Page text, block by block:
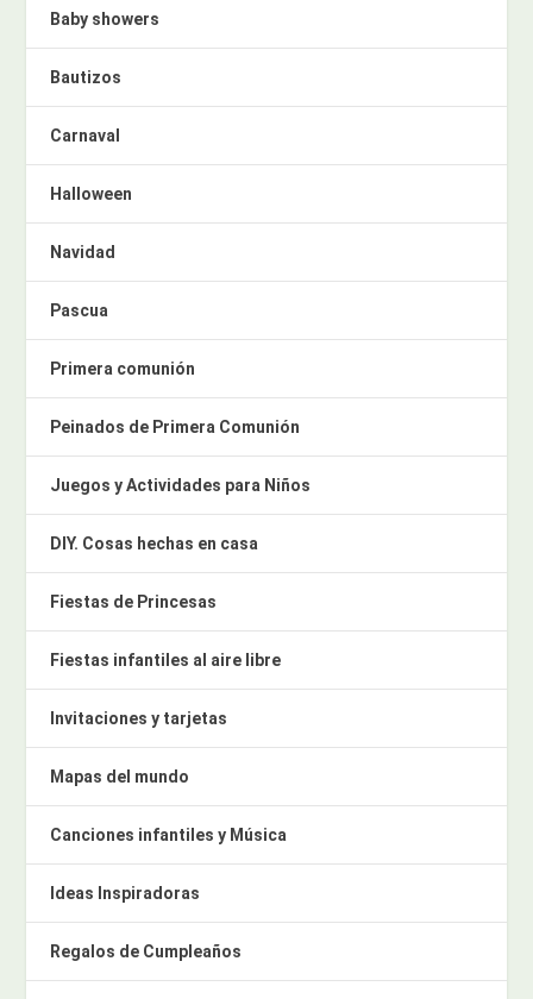
Baby showers
Bautizos
Carnaval
Halloween
Navidad
Pascua
Primera comunión
Peinados de Primera Comunión
Juegos y Actividades para Niños
DIY. Cosas hechas en casa
Fiestas de Princesas
Fiestas infantiles al aire libre
Invitaciones y tarjetas
Mapas del mundo
Canciones infantiles y Música
Ideas Inspiradoras
Regalos de Cumpleaños